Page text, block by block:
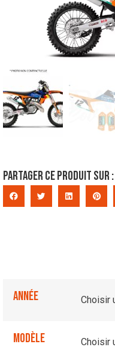
Partager ce produit sur :
Année
Modèle